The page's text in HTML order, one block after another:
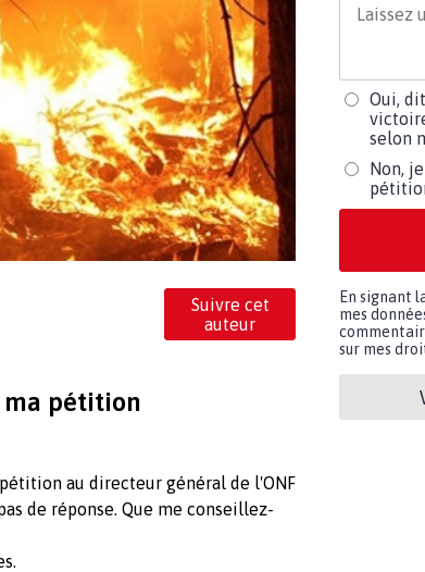
Suivre cet
auteur
ma pétition
au directeur général de l'ONF
de réponse. Que me conseillez-
Oui,
selon
Non,
En signant
mes
sur mes